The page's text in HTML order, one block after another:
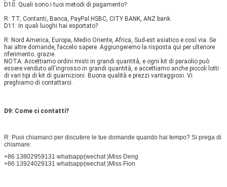
D10: Quali sono i tuoi metodi di pagamento?
R: TT, Contanti, Banca, PayPal.HSBC, CITY BANK, ANZ bank.
D11: In quali luoghi hai esportato?
R: Nord America, Europa, Medio Oriente, Africa, Sud-est asiatico e così via. Se
hai altre domande, faccelo sapere. Aggiungeremo la risposta qui per ulteriore
riferimento. grazie.
NOTA: Accettiamo ordini misti in grandi quantità, e ogni kit di paraolio può
essere venduto all'ingrosso in grandi quantità, e accettiamo anche piccoli lotti
di vari tipi di kit di guarnizioni. Buona qualità e prezzi vantaggiosi. Vi
preghiamo di contattarci.
D9: Come ci contatti?
R: Puoi chiamarci per discutere le tue domande quando hai tempo? Si prega di
chiamare:
+86 13802959131 whatsapp(wechat )Miss Deng
+86 13924029131 whatsapp(wechat )Miss Fion